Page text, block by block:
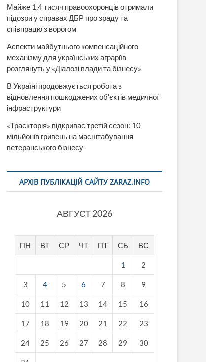
Майже 1,4 тисяч правоохоронців отримали
підозри у справах ДБР про зраду та
співпрацю з ворогом
Аспекти майбутнього компенсаційного
механізму для українських аграріїв
розглянуть у «Діалозі влади та бізнесу»
В Україні продовжується робота з
відновлення пошкоджених об’єктів медичної
інфраструктури
«Траєкторія» відкриває третій сезон: 10
мільйонів гривень на масштабування
ветеранського бізнесу
АРХІВ ПУБЛІКАЦІЙ САЙТУ ZARAZ.INFO
АВГУСТ 2026
ПН ВТ СР ЧТ ПТ СБ ВС
1 2
3 4 5 6 7 8 9
10 11 12 13 14 15 16
17 18 19 20 21 22 23
24 25 26 27 28 29 30